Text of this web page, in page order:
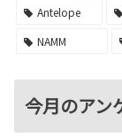
Antelope
NAMM
今月のアン